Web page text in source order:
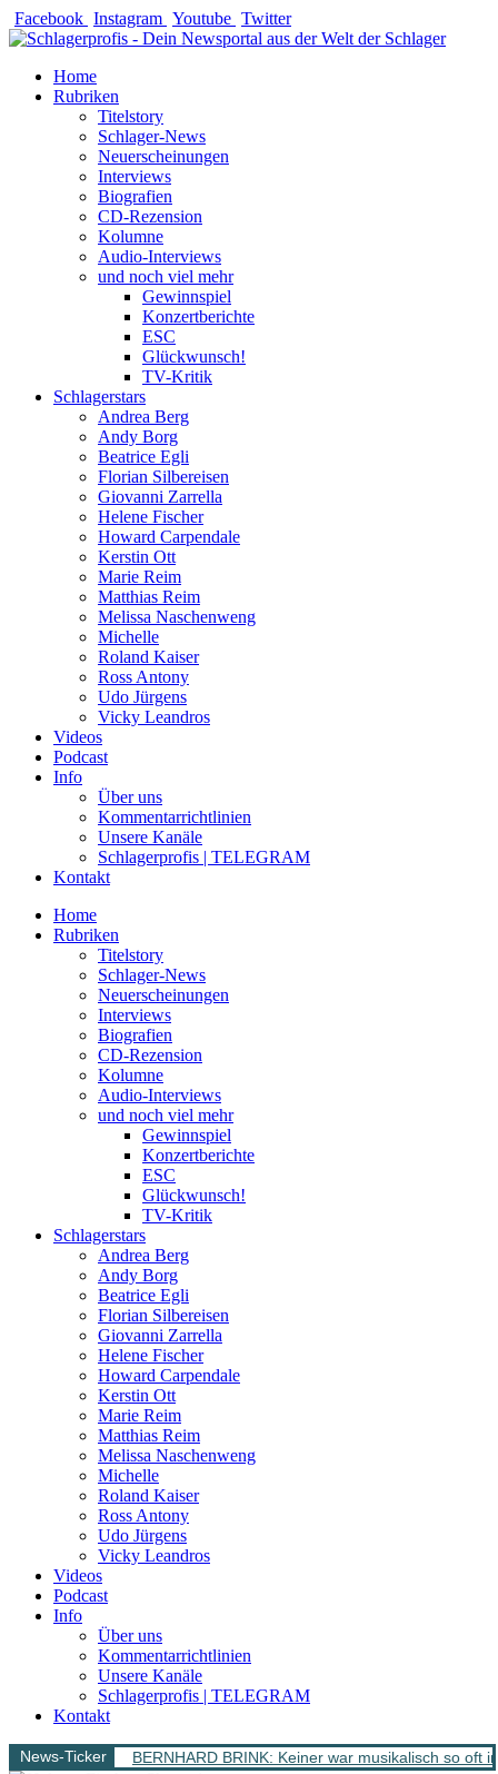
Zum
Inhalt
Facebook Instagram Youtube Twitter
Home
Rubriken
Titelstory
Schlager-News
Neuerscheinungen
Interviews
Biografien
CD-Rezension
Kolumne
Audio-Interviews
und noch viel mehr
Gewinnspiel
Konzertberichte
ESC
Glückwunsch!
TV-Kritik
Schlagerstars
Andrea Berg
Andy Borg
Beatrice Egli
Florian Silbereisen
Giovanni Zarrella
Helene Fischer
Howard Carpendale
Kerstin Ott
Marie Reim
Matthias Reim
Melissa Naschenweng
Michelle
Roland Kaiser
Ross Antony
Udo Jürgens
Vicky Leandros
Videos
Podcast
Info
Über uns
Kommentarrichtlinien
Unsere Kanäle
Schlagerprofis | TELEGRAM
Kontakt
Home
Rubriken
Titelstory
Schlager-News
Neuerscheinungen
Interviews
Biografien
CD-Rezension
Kolumne
Audio-Interviews
und noch viel mehr
Gewinnspiel
Konzertberichte
ESC
Glückwunsch!
TV-Kritik
Schlagerstars
Andrea Berg
Andy Borg
Beatrice Egli
Florian Silbereisen
Giovanni Zarrella
Helene Fischer
Howard Carpendale
Kerstin Ott
Marie Reim
Matthias Reim
Melissa Naschenweng
Michelle
Roland Kaiser
Ross Antony
Udo Jürgens
Vicky Leandros
Videos
Podcast
Info
Über uns
Kommentarrichtlinien
Unsere Kanäle
Schlagerprofis | TELEGRAM
Kontakt
News-Ticker BERNHARD BRINK: Keiner war musikalisch so oft